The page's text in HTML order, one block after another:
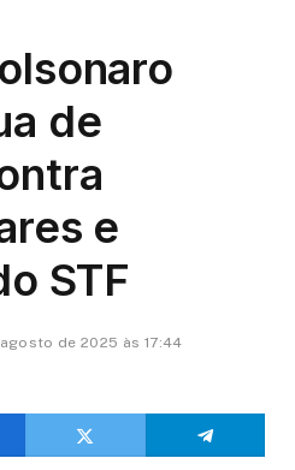
de
e
STF
de 2025 às 17:44